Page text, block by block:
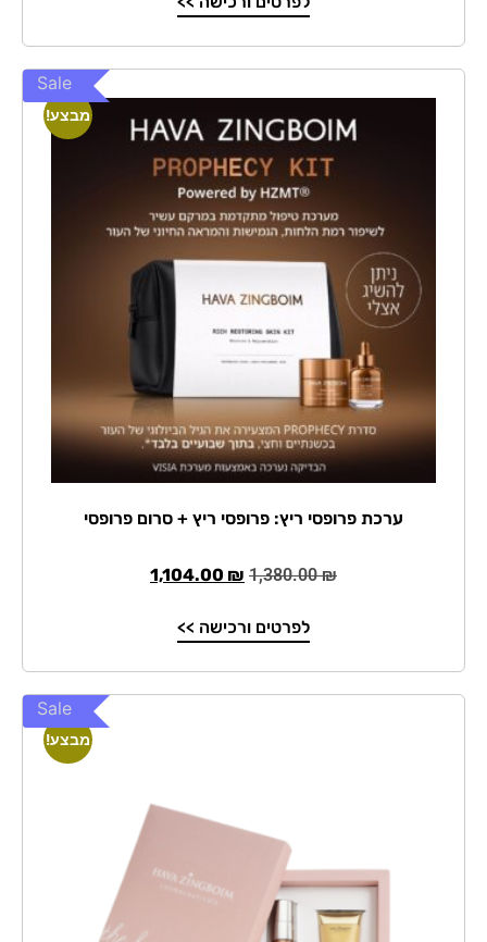
מבצע!
ערכת פרופסי ריץ: פרופסי ריץ + סרום פרופסי
1,380.00₪
1,104.00 ₪
לפרטים ורכישה >>
Sale
מבצע!
Sale